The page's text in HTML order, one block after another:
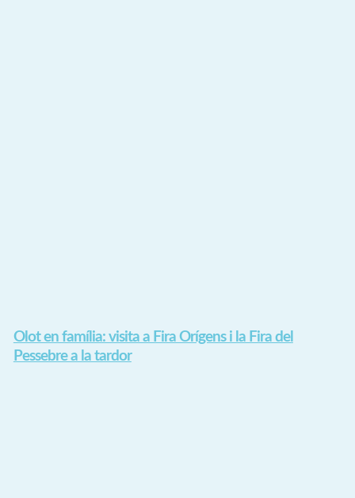
Olot en família: visita a Fira Orígens i la Fira del
Pessebre a la tardor